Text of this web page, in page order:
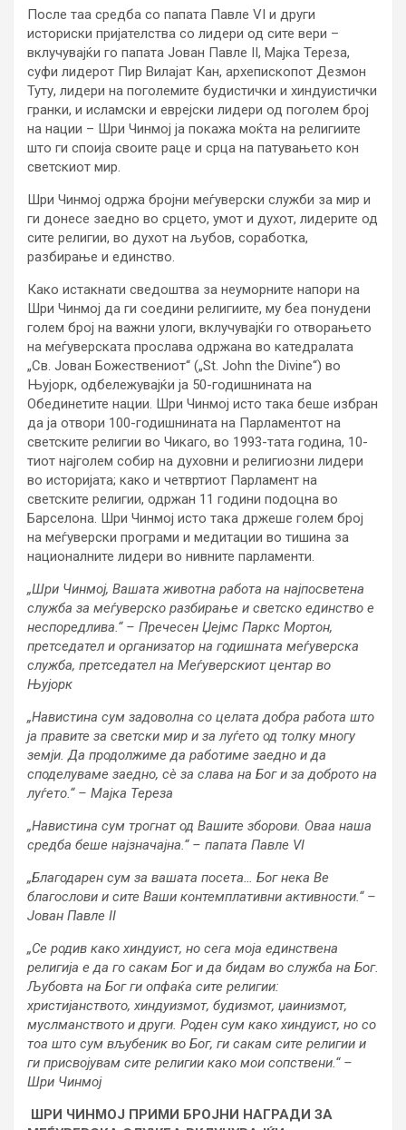
После таа средба со папата Павле VI и други
историски пријателства со лидери од сите вери –
вклучувајќи го папата Јован Павле II, Мајка Тереза,
суфи лидерот Пир Вилајат Кан, архепископот Дезмон
Туту, лидери на поголемите будистички и хиндуистички
гранки, и исламски и еврејски лидери од поголем број
на нации – Шри Чинмој ја покажа моќта на религиите
што ги споија своите раце и срца на патувањето кон
светскиот мир.
Шри Чинмој одржа бројни меѓуверски служби за мир и
ги донесе заедно во срцето, умот и духот, лидерите од
сите религии, во духот на љубов, соработка,
разбирање и единство.
Како истакнати сведоштва за неуморните напори на
Шри Чинмој да ги соедини религиите, му беа понудени
голем број на важни улоги, вклучувајќи го отворањето
на меѓуверската прослава одржана во катедралата
„Св. Јован Божествениот“ („St. John the Divine“) во
Њујорк, одбележувајќи ја 50-годишнината на
Обединетите нации. Шри Чинмој исто така беше избран
да ja отвори 100-годишнината на Парламентот на
светските религии во Чикаго, во 1993-тата година, 10-
тиот најголем собир на духовни и религиозни лидери
во историјата; како и четвртиот Парламент на
светските религии, одржан 11 години подоцна во
Барселона. Шри Чинмој исто така држеше голем број
на меѓуверски програми и медитации во тишина за
националните лидери во нивните парламенти.
„Шри Чинмој, Вашата животна работа на најпосветена
служба за меѓуверско разбирање и светско единство е
неспоредлива.“ – Пречесен Џејмс Паркс Мортон,
претседател и организатор на годишната меѓуверска
служба, претседател на Меѓуверскиот центар во
Њујорк
„Навистина сум задоволна со целата добра работа што
ја правите за светски мир и за луѓето од толку многу
земји. Да продолжиме да работиме заедно и да
споделуваме заедно, сè за слава на Бог и за доброто на
луѓето.“ – Мајка Тереза
„Навистина сум трогнат од Вашите зборови. Оваа наша
средба беше најзначајна.“ – папата Павле VI
„Благодарен сум за вашата посета… Бог нека Ве
благослови и сите Ваши контемплативни активности.“ –
Јован Павле II
„Се родив како хиндуист, но сега моја единствена
религија е да го сакам Бог и да бидам во служба на Бог.
Љубовта на Бог ги опфаќа сите религии:
христијанството, хиндуизмот, будизмот, џаинизмот,
муслманството и други. Роден сум како хиндуист, но со
тоа што сум вљубеник во Бог, ги сакам сите религии и
ги присвојувам сите религии како мои сопствени.“ –
Шри Чинмој
ШРИ ЧИНМОЈ ПРИМИ БРОЈНИ НАГРАДИ ЗА